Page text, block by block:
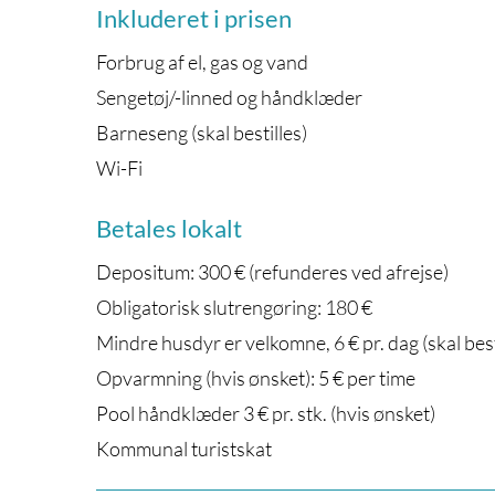
Inkluderet i prisen
Forbrug af el, gas og vand
Sengetøj/-linned og håndklæder
Barneseng (skal bestilles)
Wi-Fi
Betales lokalt
Depositum: 300 € (refunderes ved afrejse)
Obligatorisk slutrengøring: 180 €
Mindre husdyr er velkomne, 6 € pr. dag (skal
Opvarmning (hvis ønsket): 5 € per time
Pool håndklæder 3 € pr. stk. (hvis ønsket)
Kommunal turistskat